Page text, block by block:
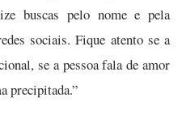
buscas pelo nome e pela
sociais. Fique atento se a
se a pessoa fala de amor
precipitada.”